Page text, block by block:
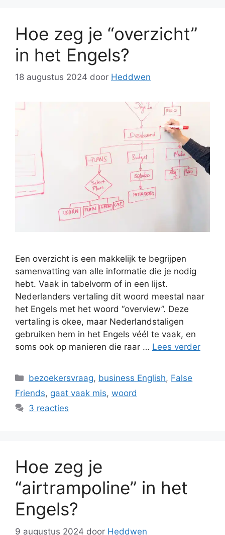
Hoe zeg je “overzicht”
in het Engels?
18 augustus 2024 door Heddwen
Een overzicht is een makkelijk te begrijpen
samenvatting van alle informatie die je nodig
hebt. Vaak in tabelvorm of in een lijst.
Nederlanders vertaling dit woord meestal naar
het Engels met het woord “overview”. Deze
vertaling is okee, maar Nederlandstaligen
gebruiken hem in het Engels véél te vaak, en
soms ook op manieren die raar … Lees verder
Categorieën
bezoekersvraag, business English, False
Friends, gaat vaak mis, woord
3 reacties
Hoe zeg je
“airtrampoline” in het
Engels?
9 augustus 2024 door Heddwen